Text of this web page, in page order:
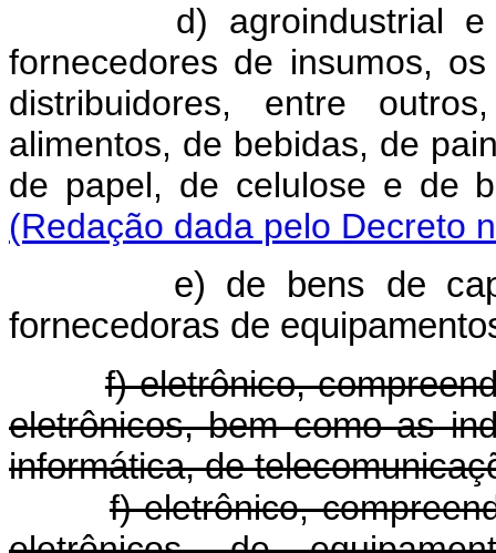
d) agroindustrial
fornecedores de insumos,
distribuidores, entre
alimentos, de bebidas, de
de papel, de celulose e de
(Redação dada pelo Decreto
e) de bens de
fornecedoras de
f) eletrônico,
eletrônicos, bem como as
informática, de
f) eletrônico,